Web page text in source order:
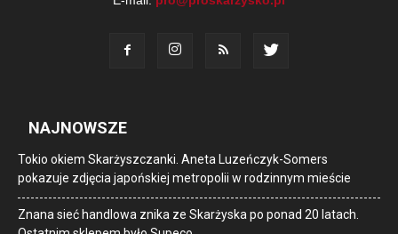
NAJNOWSZE
Tokio okiem Skarżyszczanki. Aneta Luzeńczyk-Somers
pokazuje zdjęcia japońskiej metropolii w rodzinnym mieście
Znana sieć handlowa znika ze Skarżyska po ponad 20 latach.